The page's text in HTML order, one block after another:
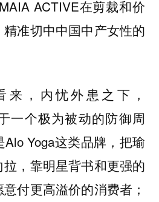
ACTIVE在剪裁和价
准切中中国中产女性的
来，内忧外患之下，
一个极为被动的防御周
Yoga这类品牌，把瑜
，靠明星背书和更强的
付更高溢价的消费者；